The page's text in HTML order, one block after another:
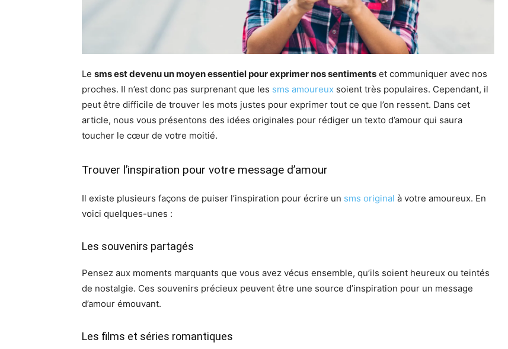
Le sms est devenu un moyen essentiel pour exprimer nos sentiments et communiquer avec nos
proches. Il n’est donc pas surprenant que les sms amoureux soient très populaires. Cependant, il
peut être difficile de trouver les mots justes pour exprimer tout ce que l’on ressent. Dans cet
article, nous vous présentons des idées originales pour rédiger un texto d’amour qui saura
toucher le cœur de votre moitié.
Trouver l’inspiration pour votre message d’amour
Il existe plusieurs façons de puiser l’inspiration pour écrire un sms original à votre amoureux. En
voici quelques-unes :
Les souvenirs partagés
Pensez aux moments marquants que vous avez vécus ensemble, qu’ils soient heureux ou teintés
de nostalgie. Ces souvenirs précieux peuvent être une source d’inspiration pour un message
d’amour émouvant.
Les films et séries romantiques